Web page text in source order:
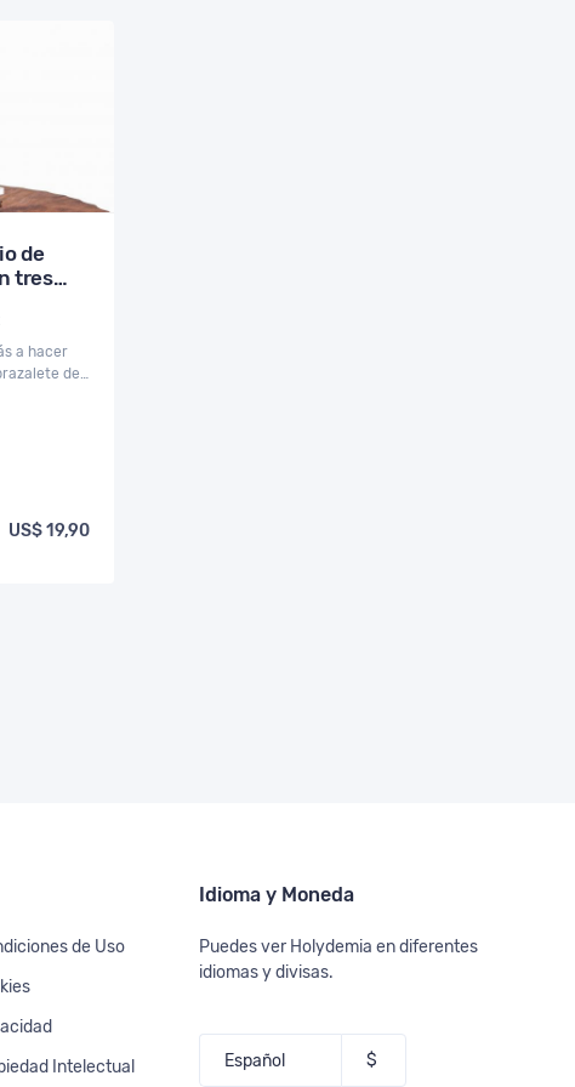
de
tres
a hacer
de
US$ 19,90
de Uso
Intelectual
Idioma y Moneda
Puedes ver Holydemia en diferentes
idiomas y divisas.